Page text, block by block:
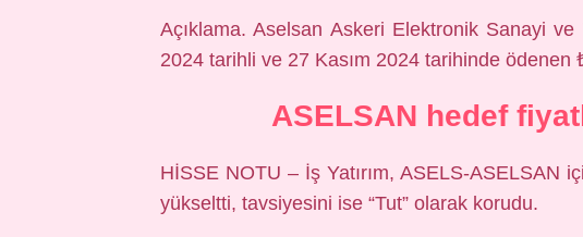
Açıklama. Aselsan Askeri Elektronik Sanayi
2024 tarihli ve 27 Kasım 2024 tarihinde ödenen
ASELSAN hedef
HİSSE NOTU – İş Yatırım, ASELS-ASELSAN
yükseltti, tavsiyesini ise “Tut” olarak korudu.